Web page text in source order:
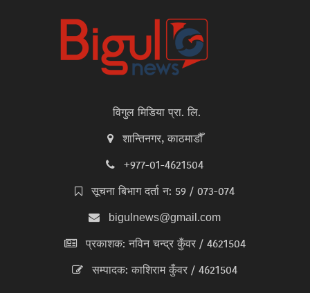
विगुल मिडिया प्रा. लि.
शान्तिनगर, काठमाडौँ
+977-01-4621504
सूचना बिभाग दर्ता न: 59 / 073-074
bigulnews@gmail.com
प्रकाशक: नविन चन्द्र कुँवर / 4621504
सम्पादक: काशिराम कुँवर / 4621504